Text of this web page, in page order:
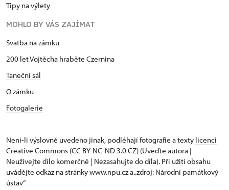
Tipy na výlety
MOHLO BY VÁS ZAJÍMAT
Svatba na zámku
200 let Vojtěcha hraběte Czernina
Taneční sál
O zámku
Fotogalerie
Není-li výslovně uvedeno jinak, podléhají fotografie a texty licenci
Creative Commons (CC BY-NC-ND 3.0 CZ) (Uveďte autora |
Neužívejte dílo komerčně | Nezasahujte do díla). Při užití obsahu
uvádějte odkaz na stránky www.npu.cz a „zdroj: Národní památkový
ústav“